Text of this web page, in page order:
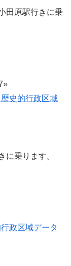
田原駅行きに乗
史的行政区域
に乗ります。
政区域データ